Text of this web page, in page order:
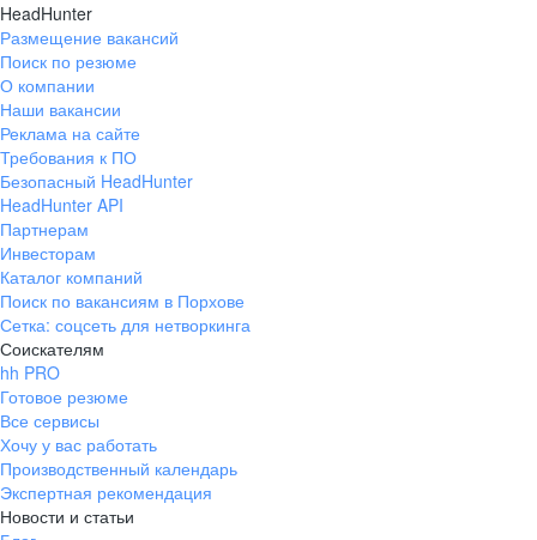
HeadHunter
Размещение вакансий
Поиск по резюме
О компании
Наши вакансии
Реклама на сайте
Требования к ПО
Безопасный HeadHunter
HeadHunter API
Партнерам
Инвесторам
Каталог компаний
Поиск по вакансиям в Порхове
Сетка: соцсеть для нетворкинга
Соискателям
hh PRO
Готовое резюме
Все сервисы
Хочу у вас работать
Производственный календарь
Экспертная рекомендация
Новости и статьи